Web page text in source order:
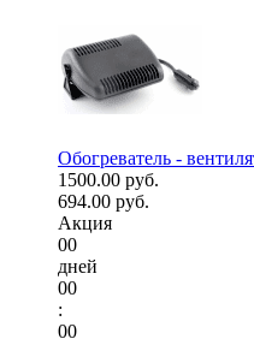
Обогреватель -
1500.00 руб.
694.00 руб.
Акция
00
дней
00
:
00